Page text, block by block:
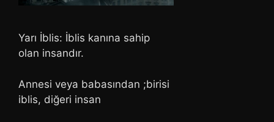
Yarı İblis: İblis kanına sahip
olan insandır.
Annesi veya babasından ;birisi
iblis, diğeri insan